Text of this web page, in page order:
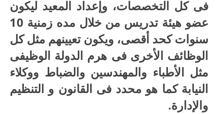
فى كل التخصصات، وإعداد المعيد ليكون
عضو هيئة تدريس من خلال مده زمنية 10
سنوات كحد أقصى، ويكون تعيينهم مثل كل
الوظائف الأخرى فى هرم الدولة الوظيفى
مثل الأطباء والمهندسين والضباط ووكلاء
النيابة كما هو محدد فى القانون و التنظيم
والإدارة.